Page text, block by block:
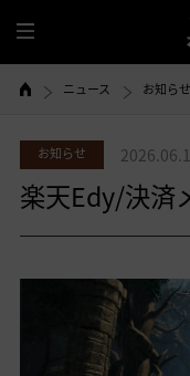
全
体
ニュース お知らせ
お知らせ
楽天Edy/決済